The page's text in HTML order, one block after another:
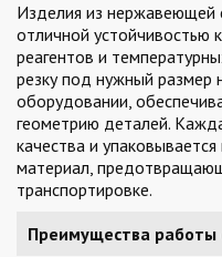
Изделия из нержавеющей
отличной устойчивостью
реагентов и
резку под нужный размер
оборудовании,
геометрию деталей.
качества и
материал,
транспортировке.
Преимущества